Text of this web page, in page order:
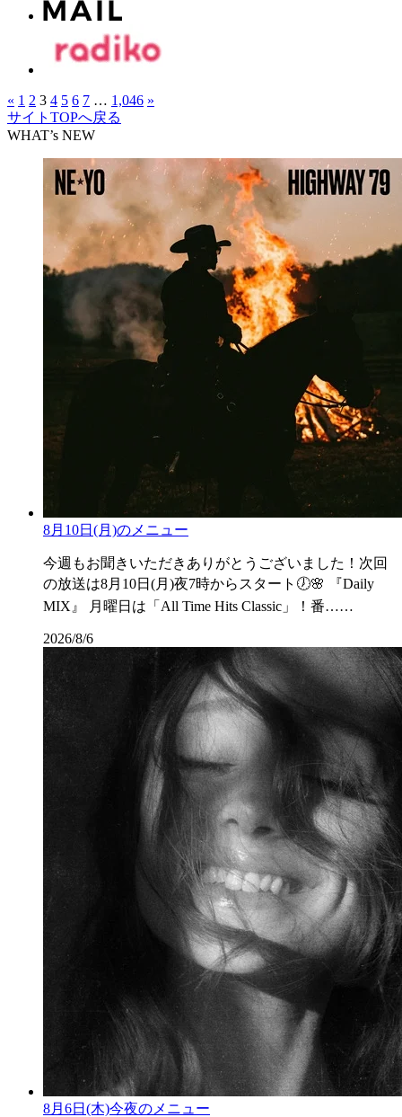
« 1 2 3 4 5 6 7 … 1,046 »
サイトTOPへ戻る
WHAT’s NEW
8月10日(月)のメニュー
今週もお聞きいただきありがとうございました！次回
の放送は8月10日(月)夜7時からスタート🕖🌸 『Daily
MIX』 月曜日は「All Time Hits Classic」！番……
2026/8/6
8月6日(木)今夜のメニュー